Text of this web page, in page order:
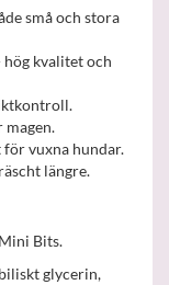
små och stora
kvalitet och
för vuxna hundar.
längre.
Bits.
glycerin,